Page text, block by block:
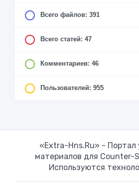
Всего файлов: 391
Всего статей: 47
Комментариев: 46
Пользователей: 955
«Extra-Hns.Ru» - Портал
материалов для Counter-
Используются